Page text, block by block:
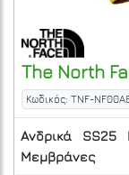
The North
Κωδικός: TNF-
Ανδρικά SS25
Μεμβράνες